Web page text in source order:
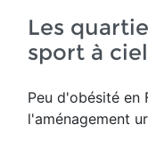
Les
sport à
Peu d'obésité en
l'aménagement